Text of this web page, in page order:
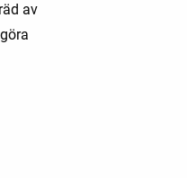
av